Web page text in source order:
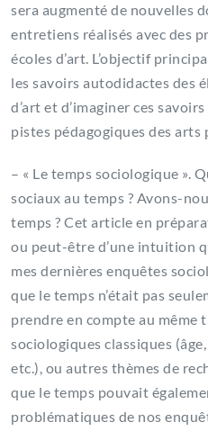
sera augmenté de nouvelles
entretiens réalisés avec des
écoles d’art. L’objectif
les savoirs autodidactes des
d’art et d’imaginer ces
pistes pédagogiques des arts
– « Le temps sociologique ».
sociaux au temps ? Avons-
temps ? Cet article en
ou peut-être d’une intuition
mes dernières enquêtes
que le temps n’était pas
prendre en compte au
sociologiques classiques
etc.), ou autres thèmes de
que le temps pouvait
problématiques de nos